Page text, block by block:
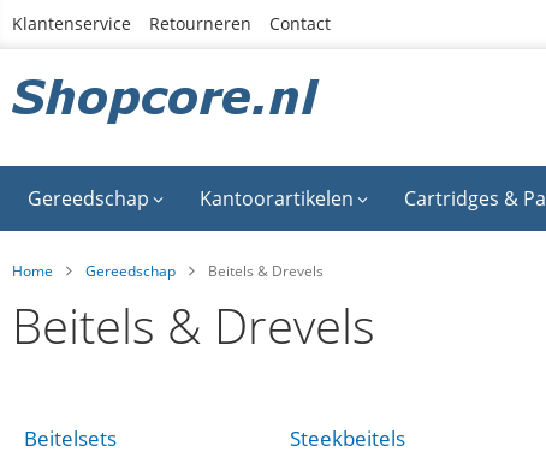
Ga
inhoud
Klantenservice Retourneren Contact
Gereedschap Kantoorartikelen Cartridges &
Home Gereedschap Beitels & Drevels
Beitels & Drevels
Beitelsets Steekbeitels